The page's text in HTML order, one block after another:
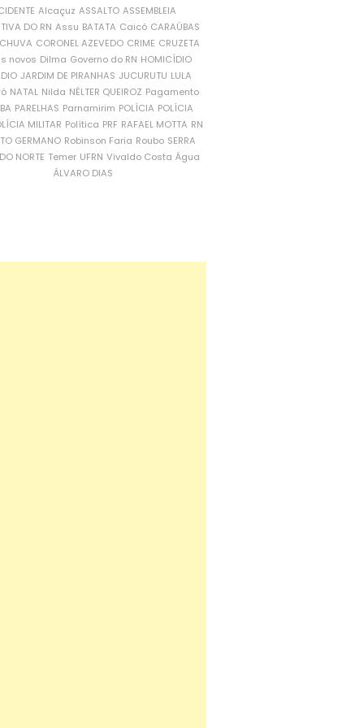
Alcaçuz ASSALTO ASSEMBLEIA
DO RN Assu BATATA Caicó CARAÚBAS
CORONEL AZEVEDO CRIME CRUZETA
novos Dilma Governo do RN HOMICÍDIO
JARDIM DE PIRANHAS JUCURUTU LULA
NATAL Nilda NÉLTER QUEIROZ Pagamento
PARELHAS Parnamirim POLÍCIA POLÍCIA
MILITAR Política PRF RAFAEL MOTTA RN
GERMANO Robinson Faria Roubo SERRA
NORTE Temer UFRN Vivaldo Costa Água
ÁLVARO DIAS